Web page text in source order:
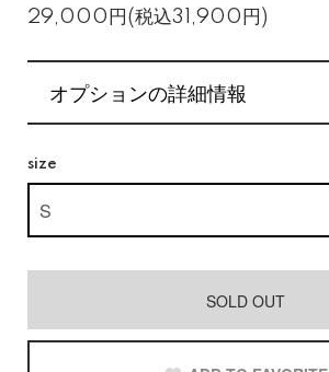
29,000円(税込31,900円)
オプションの詳細情報
size
SOLD OUT